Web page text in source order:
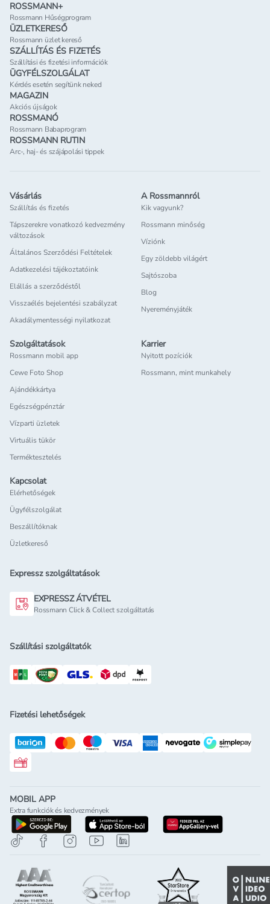
ROSSMANN+
Rossmann Hűségprogram
ÜZLETKERESŐ
Rossmann üzlet kereső
SZÁLLÍTÁS ÉS FIZETÉS
Szállítási és fizetési információk
ÜGYFÉLSZOLGÁLAT
Kérdés esetén segítünk neked
MAGAZIN
Akciós újságok
ROSSMANÓ
Rossmann Babaprogram
ROSSMANN RUTIN
Arc-, haj- és szájápolási tippek
Vásárlás
Szállítás és fizetés
Tápszerekre vonatkozó kedvezmény
változások
Általános Szerződési Feltételek
Adatkezelési tájékoztatóink
Elállás a szerződéstől
Visszaélés bejelentési szabályzat
Akadálymentességi nyilatkozat
A Rossmannról
Kik vagyunk?
Rossmann minőség
Víziónk
Egy zöldebb világért
Sajtószoba
Blog
Nyereményjáték
Szolgáltatások
Rossmann mobil app
Cewe Foto Shop
Ajándékkártya
Egészségpénztár
Vízparti üzletek
Virtuális tükör
Terméktesztelés
Karrier
Nyitott pozíciók
Rossmann, mint munkahely
Kapcsolat
Elérhetőségek
Ügyfélszolgálat
Beszállítóknak
Üzletkereső
Expressz szolgáltatások
EXPRESSZ ÁTVÉTEL
Rossmann Click & Collect szolgáltatás
Szállítási szolgáltatók
Fizetési lehetőségek
Rossmann ajándékkártya
MOBIL APP
Extra funkciók és kedvezmények
letöltés a google-play-rölletöltés az app-store-ból
letöltés